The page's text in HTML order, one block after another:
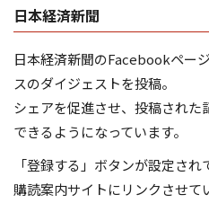
日本経済新聞
日本経済新聞のFacebookペー
スのダイジェストを投稿。
シェアを促進させ、投稿され
できるようになっています。
「登録する」ボタンが設定さ
購読案内サイトにリンクさせて